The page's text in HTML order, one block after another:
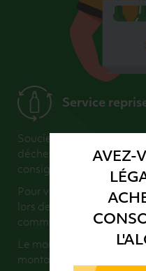
AVEZ-
Service
Soucieux du respect de
déchet, nous
consigné.
Pour vous faciliter la vie,
lors de la livraison (dans
commande).
Le montant de vos
montant total de votre